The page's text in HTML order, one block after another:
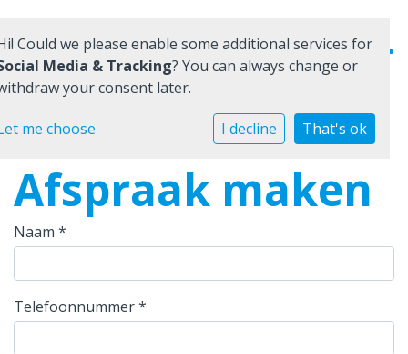
Home
Onze school
Praktische informatie
Vacatures
Afspraak maken
Naam *
Telefoonnummer*
Could we please enable some additional services for
Media & Tracking? You can always change or
your consent later.
me choose I decline That's ok